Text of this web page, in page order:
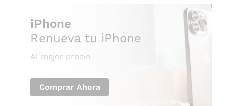
iPhone
Renueva tu iPhone
Al mejor precio
Comprar Ahora